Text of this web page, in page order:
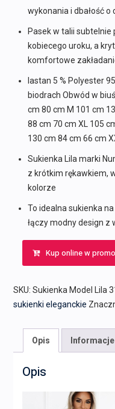
wykonania i dbałość o
Pasek w talii subtelnie
kobiecego uroku, a
komfortowe
lastan 5 % Polyester
biodrach Obwód w
cm 80 cm M 101 cm
88 cm 70 cm XL 105
130 cm 84 cm 66 cm
Sukienka Lila marki
z krótkim rękawkiem,
kolorze
To idealna sukienka
łączy modny design z
Kup online w
SKU: Sukienka Model Lila
sukienki eleganckie
Opis
Opis